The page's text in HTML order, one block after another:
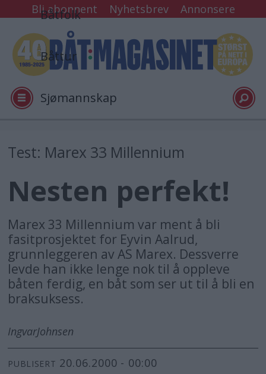
Bli abonnent Nyhetsbrev Annonsere
Båtfolk
Båttur
Sjømannskap
Arkiv
Video
Logg inn
Test: Marex 33 Millennium
Nesten perfekt!
Marex 33 Millennium var ment å bli
fasitprosjektet for Eyvin Aalrud,
grunnleggeren av AS Marex. Dessverre
levde han ikke lenge nok til å oppleve
båten ferdig, en båt som ser ut til å bli en
braksuksess.
IngvarJohnsen
PUBLISERT 20.06.2000 - 00:00